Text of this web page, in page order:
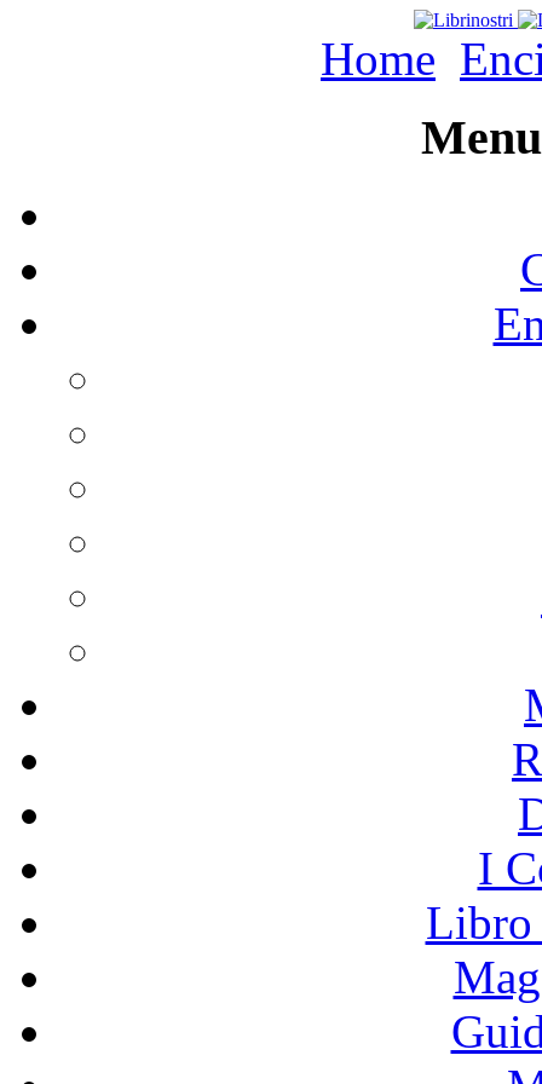
Home
I
Libro